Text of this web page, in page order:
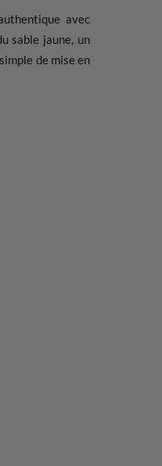
avec
sable jaune, un
de mise en